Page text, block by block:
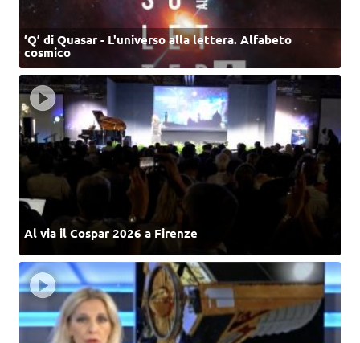
‘Q’ di Quasar - L'universo alla lettera. Alfabeto
cosmico
Al via il Cospar 2026 a Firenze